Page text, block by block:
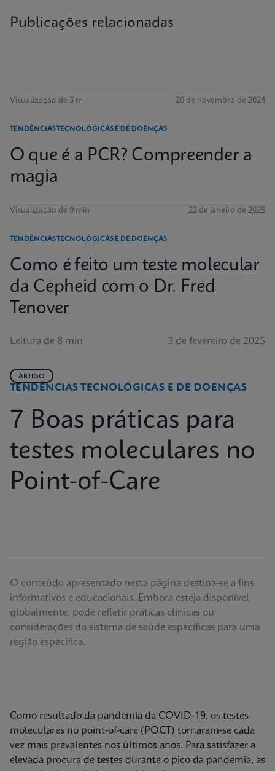
Publicações relacionadas
Visualização de 3 m 20 de novembro de 2024
TENDÊNCIAS TECNOLÓGICAS E DE DOENÇAS
O que é a PCR? Compreender a
magia
Visualização de 9 min 22 de janeiro de 2025
TENDÊNCIAS TECNOLÓGICAS E DE DOENÇAS
Como é feito um teste molecular
da Cepheid com o Dr. Fred
Tenover
Leitura de 8 min 3 de fevereiro de 2025
TENDÊNCIAS TECNOLÓGICAS E DE DOENÇAS
ARTIGO
7 Boas práticas para
testes moleculares no
Point-of-Care
O conteúdo apresentado nesta página destina-se a fins
informativos e educacionais. Embora esteja disponível
globalmente, pode refletir práticas clínicas ou
considerações do sistema de saúde específicas para uma
região específica.
Como resultado da pandemia da COVID-19, os testes
moleculares no point-of-care (POCT) tornaram-se cada
vez mais prevalentes nos últimos anos. Para satisfazer a
elevada procura de testes durante o pico da pandemia, as